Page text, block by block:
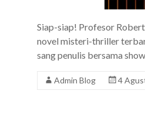
Siap-siap! Profesor
novel misteri-thriller
sang penulis bersama
Admin Blog 4